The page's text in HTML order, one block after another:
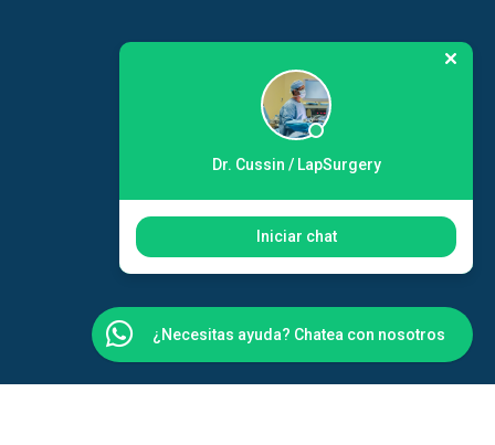
Dr. Cussin / LapSurgery
Iniciar chat
¿Necesitas ayuda? Chatea con nosotros